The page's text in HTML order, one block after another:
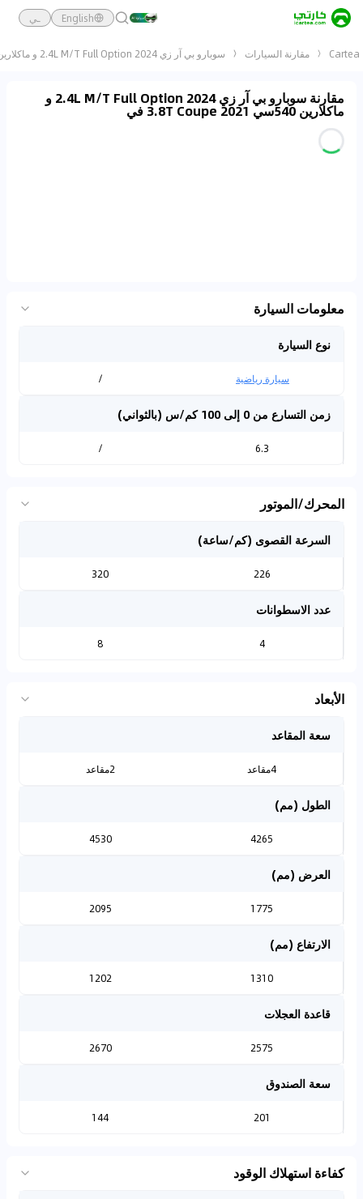
English ـي
Cartea مقارنة السيارات سوبارو بي آر زي 2024 2.4L M/T Full Option و ماكلارين 540سي 2021 3.8T Coupe
مقارنة سوبارو بي آر زي 2024 2.4L M/T Full Option و
ماكلارين 540سي 2021 3.8T Coupe في
معلومات السيارة
نوع السيارة
سيارة رياضية /
زمن التسارع من 0 إلى 100 كم/س (بالثواني)
6.3
/
المحرك/الموتور
السرعة القصوى (كم/ساعة)
226
320
عدد الاسطوانات
4
8
الأبعاد
سعة المقاعد
4مقاعد 2مقاعد
الطول (مم)
4265
4530
العرض (مم)
1775
2095
الارتفاع (مم)
1310
1202
قاعدة العجلات
2575
2670
سعة الصندوق
201
144
كفاءة استهلاك الوقود